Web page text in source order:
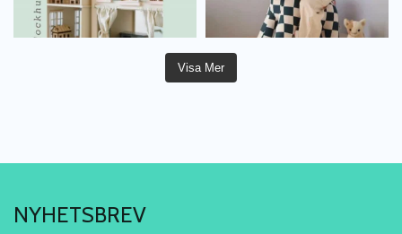
Visa Mer
NYHETSBREV